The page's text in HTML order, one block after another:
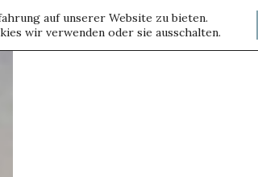
auf unserer Website zu bieten.
wir verwenden oder sie ausschalten.